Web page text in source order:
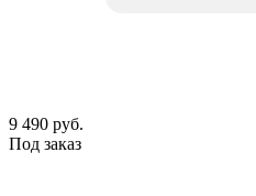
9 490 руб.
Под заказ